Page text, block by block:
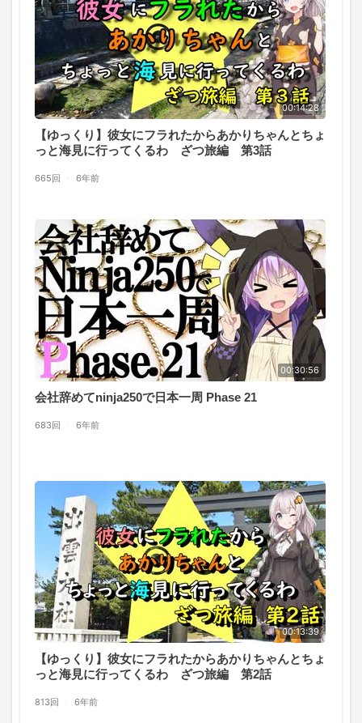
00:14:28
【ゆっくり】彼女にフラれたからあかりちゃんとちょ
っと海見に行ってくるわ ざつ旅編 第3話
665回 · 6年前
00:30:56
会社辞めてninja250で日本一周 Phase 21
683回 · 6年前
00:13:39
【ゆっくり】彼女にフラれたからあかりちゃんとちょ
っと海見に行ってくるわ ざつ旅編 第2話
813回 · 6年前